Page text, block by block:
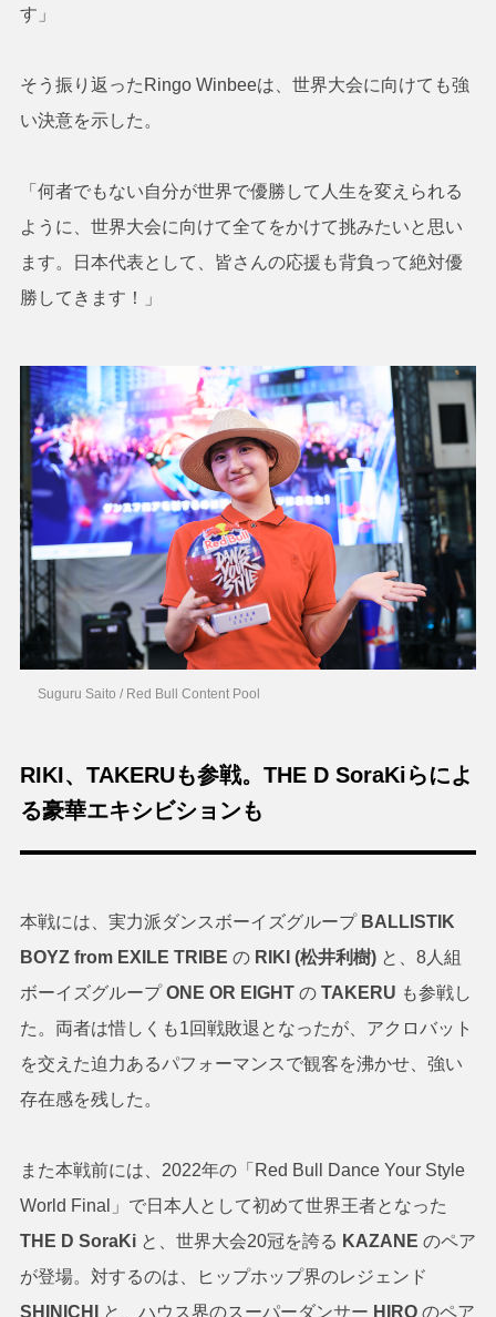
す」
そう振り返ったRingo Winbeeは、世界大会に向けても強
い決意を示した。
「何者でもない自分が世界で優勝して人生を変えられる
ように、世界大会に向けて全てをかけて挑みたいと思い
ます。日本代表として、皆さんの応援も背負って絶対優
勝してきます！」
Suguru Saito / Red Bull Content Pool
RIKI、TAKERUも参戦。THE D SoraKiらによ
る豪華エキシビションも
本戦には、実力派ダンスボーイズグループ BALLISTIK
BOYZ from EXILE TRIBE のRIKI (松井利樹) と、8人組
ボーイズグループONE OR EIGHT の TAKERU も参戦し
た。両者は惜しくも1回戦敗退となったが、アクロバット
を交えた迫力あるパフォーマンスで観客を沸かせ、強い
存在感を残した。
また本戦前には、2022年の「Red Bull Dance Your Style
World Final」で日本人として初めて世界王者となった
THE D SoraKi と、世界大会20冠を誇る KAZANE のペア
が登場。対するのは、ヒップホップ界のレジェンド
SHINICHI
と、ハウス界のスーパーダンサー HIROのペア